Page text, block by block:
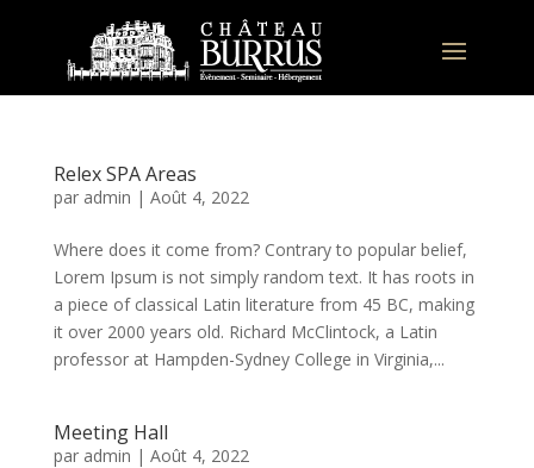
Relex SPA Areas
par admin | Août 4, 2022
Where does it come from? Contrary to popular belief,
Lorem Ipsum is not simply random text. It has roots in
a piece of classical Latin literature from 45 BC, making
it over 2000 years old. Richard McClintock, a Latin
professor at Hampden-Sydney College in Virginia,...
Meeting Hall
par admin | Août 4, 2022